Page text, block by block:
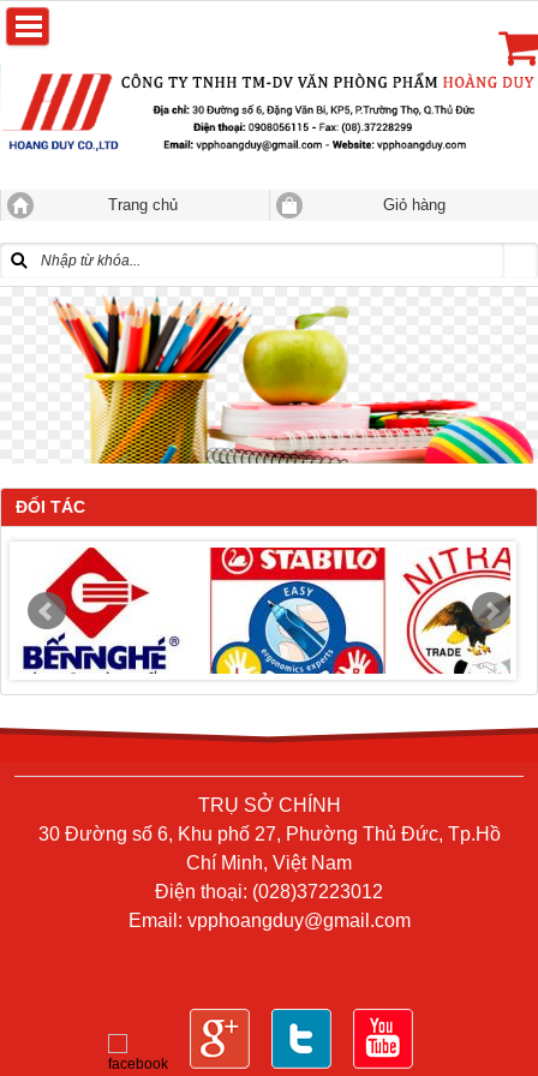
Trang chủ Giỏ hàng
ĐỐI TÁC
TRỤ SỞ CHÍNH
30 Đường số 6, Khu phố 27, Phường Thủ Đức, Tp.Hồ
Chí Minh, Việt Nam
Điện thoại: (028)37223012
Email: vpphoangduy@gmail.com